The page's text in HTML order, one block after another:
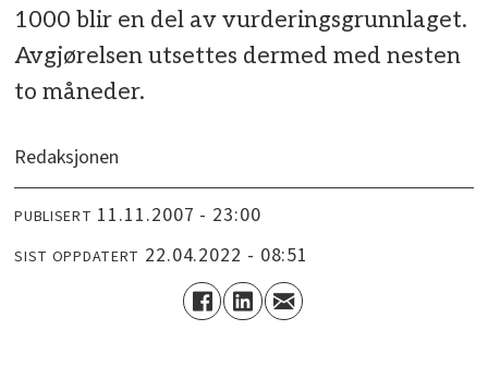
1000 blir en del av vurderingsgrunnlaget.
Avgjørelsen utsettes dermed med nesten
to måneder.
Redaksjonen
PUBLISERT 11.11.2007 - 23:00
SIST OPPDATERT 22.04.2022 - 08:51